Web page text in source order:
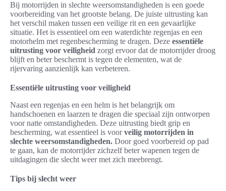
Bij motorrijden in slechte weersomstandigheden is een goede
voorbereiding van het grootste belang. De juiste uitrusting kan
het verschil maken tussen een veilige rit en een gevaarlijke
situatie. Het is essentieel om een waterdichte regenjas en een
motorhelm met regenbescherming te dragen. Deze essentiële
uitrusting voor veiligheid zorgt ervoor dat de motorrijder droog
blijft en beter beschermt is tegen de elementen, wat de
rijervaring aanzienlijk kan verbeteren.
Essentiële uitrusting voor veiligheid
Naast een regenjas en een helm is het belangrijk om
handschoenen en laarzen te dragen die speciaal zijn ontworpen
voor natte omstandigheden. Deze uitrusting biedt grip en
bescherming, wat essentieel is voorveilig motorrijden in
slechte weersomstandigheden. Door goed voorbereid op pad
te gaan, kan de motorrijder zichzelf beter wapenen tegen de
uitdagingen die slecht weer met zich meebrengt.
Tips bij slecht weer